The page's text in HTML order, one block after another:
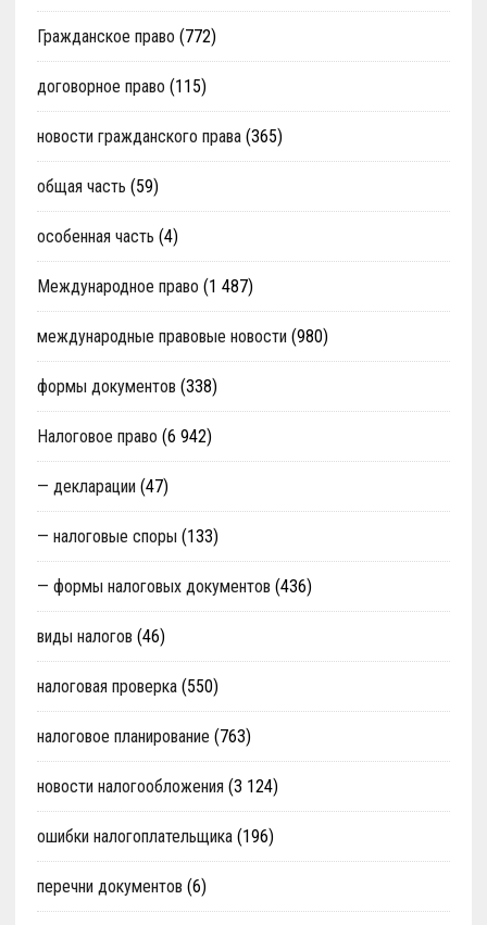
Гражданское право (772)
договорное право (115)
новости гражданского права(365)
общая часть (59)
особенная часть (4)
Международное право (1 487)
международные правовые новости (980)
формы документов (338)
Налоговое право (6 942)
— декларации (47)
— налоговые споры (133)
— формы налоговых документов (436)
виды налогов (46)
налоговая проверка(550)
налоговое планирование (763)
новости налогообложения (3 124)
ошибки налогоплательщика(196)
перечни документов (6)